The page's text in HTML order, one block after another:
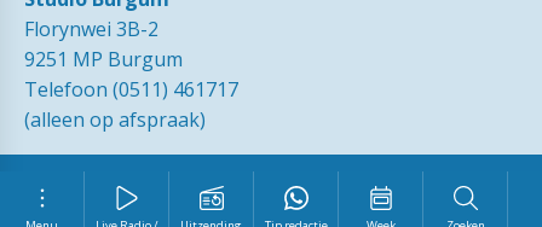
Florynwei 3B-2
9251 MP Burgum
Telefoon (0511) 461717
(alleen op afspraak)
© 1989 - 2026 RTVNOF·Contact Tip de redactie
Ingezonden
·Disclaimer ·Privacy Statement RTV NOF
Vrijwilliger